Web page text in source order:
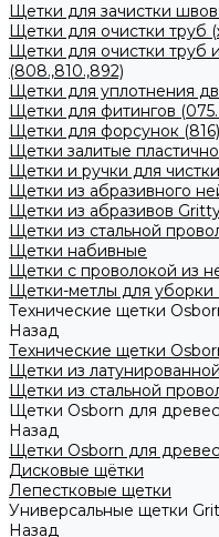
Щетки для зачистки
Щетки для очистки труб
Щетки для очистки труб
(808.,810.,892)
Щетки для уплотнения
Щетки для фитингов
Щетки для форсунок (816)
Щетки залитые
Щетки и ручки для
Щетки из абразивного
Щетки из абразивов
Щетки из стальной
Щетки набивные
Щетки с проволокой из
Щетки-метлы для уборки
Технические щетки
Назад
Технические щетки
Щетки из
Щетки из стальной
Щетки Osborn для
Назад
Щетки Osborn для
Дисковые щётки
Лепестковые щетки
Универсальные щетки
Назад